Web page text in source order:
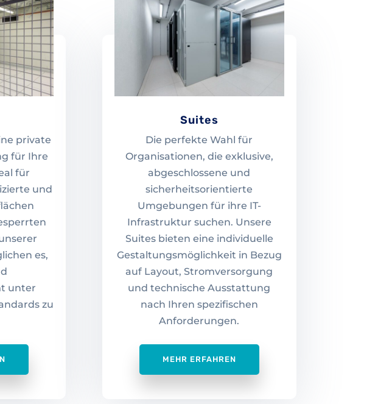
private
für Ihre
für
und
es,
unter
zu
Suites
Die perfekte Wahl für
Organisationen, die exklusive,
abgeschlossene und
sicherheitsorientierte
Umgebungen für ihre IT-
Infrastruktur suchen. Unsere
Suites bieten eine individuelle
Gestaltungsmöglichkeit in Bezug
auf Layout, Stromversorgung
und technische Ausstattung
nach Ihren spezifischen
Anforderungen.
MEHR ERFAHREN